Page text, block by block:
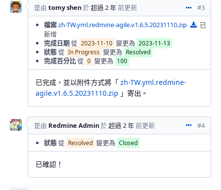
動作
#3
是由 tomy shen於超過 2 年前更新
檔案zh-TW.yml.redmine-agile.v1.6.5.20231110.zip zh-
已
新增
完成日期從 2023-11-10 變更為 2023-11-13
狀態從 In Progress 變更為 Resolved
完成百分比從 0 變更為 100
已完成，並以附件方式將「 zh-TW.yml.redmine-
agile.v1.6.5.20231110.zip 」寄出。
動作
#4
是由 Redmine Admin於超過 2 年前更新
狀態從 Resolved 變更為 Closed
已確認！